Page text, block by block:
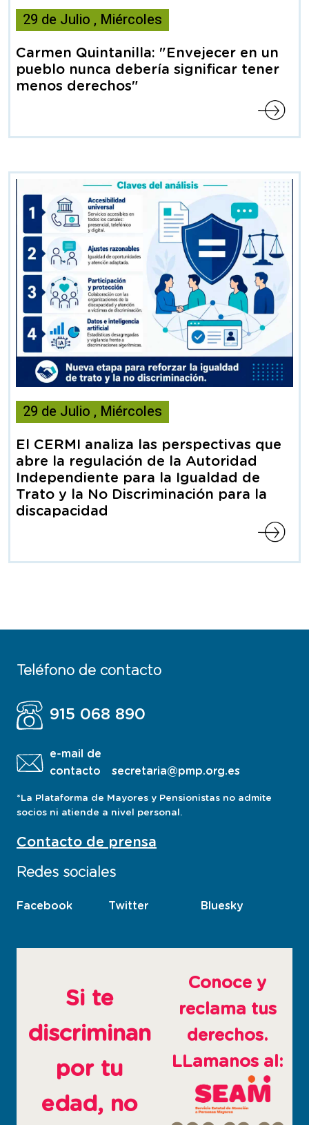
noticia
Articulo
29 de Julio , Miércoles
Carmen Quintanilla: "Envejecer en un
pueblo nunca debería significar tener
menos derechos"
noticia
Articulo
29 de Julio , Miércoles
El CERMI analiza las perspectivas que
abre la regulación de la Autoridad
Independiente para la Igualdad de
Trato y la No Discriminación para la
discapacidad
Teléfono de contacto
915 068 890
e-mail de
contacto
secretaria@pmp.org.es
*La Plataforma de Mayores y Pensionistas no admite
socios ni atiende a nivel personal.
Contacto de prensa
Redes sociales
Facebook
esta
nueva
Twitter
esta
Bluesky
esta
Si te
discriminan
por tu
edad, no
Conoce y
reclama tus
derechos.
LLamanos al: